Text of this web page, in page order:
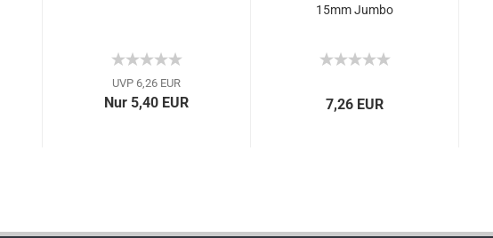
UVP 6,26 EUR
Nur 5,40 EUR
15mm Jumbo
7,26 EUR